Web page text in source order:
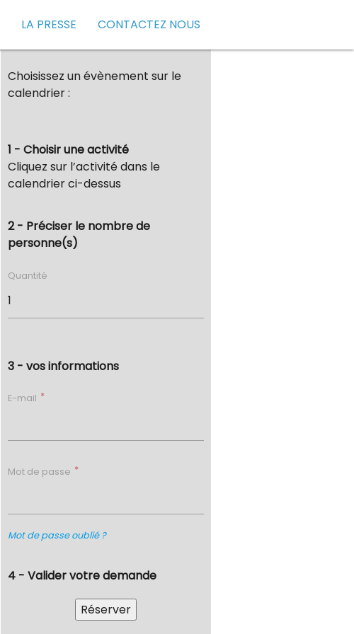
LA PRESSE CONTACTEZ NOUS
Choisissez un évènement sur le
calendrier :
1 - Choisir une activité
Cliquez sur l’activité dans le
calendrier ci-dessus
2 - Préciser le nombre de
personne(s)
Quantité
3 - vos informations
E-mail
Mot de passe
Mot de passe oublié ?
4 - Valider votre demande